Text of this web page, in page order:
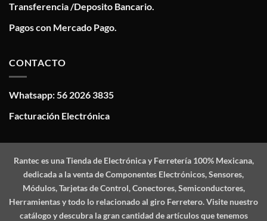
Transferencia /Deposito Bancario.
Pagos con Mercado Pago.
CONTACTO
Whatsapp: 56 2026 3835
Facturación Electrónica
Ranteces una Tienda de Electrónica y Ferretería 100% Mexicana,
dedicada a la venta de Componentes Electrónicos, Sensores,
Módulos, Tarjetas de Control, Conectores, Semiconductores,
Herramientas y todo lo relacionado al giro Ferretero. Visite nuestro
catálogo y descubra la gran cantidad de artículos que tenemos